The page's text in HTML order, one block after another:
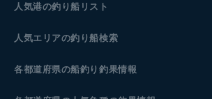
人気港の釣り船リスト
人気エリアの釣り船検索
各都道府県の船釣り釣果情報